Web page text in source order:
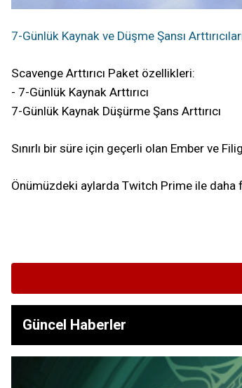
7-Günlük Kaynak ve Düşme Şansı
Scavenge Arttırıcı Paket özellikleri:
- 7-Günlük Kaynak Arttırıcı
7-Günlük Kaynak Düşürme Şans Arttırıcı
Sınırlı bir süre için geçerli olan Ember ve
Önümüzdeki aylarda Twitch Prime ile daha
Güncel Haberler